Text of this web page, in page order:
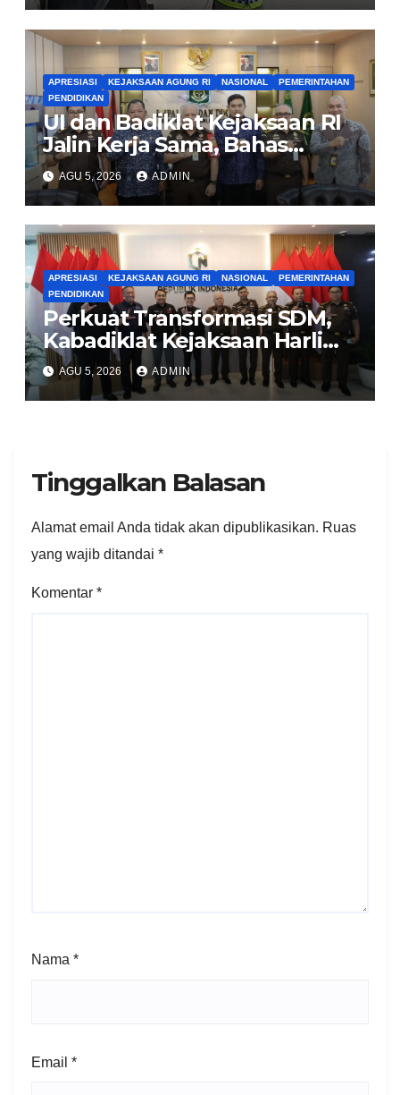
APRESIASI KEJAKSAAN AGUNG RI NASIONAL
PEMERINTAHAN
PENDIDIKAN
UI dan Badiklat Kejaksaan RI
Jalin Kerja Sama, Bahas
Pembentukan Pusat Studi
Kajian Kejaksaan
AGU 5, 2026 ADMIN
APRESIASI KEJAKSAAN AGUNG RI NASIONAL
PEMERINTAHAN
PENDIDIKAN
Perkuat Transformasi SDM,
Kabadiklat Kejaksaan Harli
Siregar Jalin Sinergi dengan
LAN RI
AGU 5, 2026 ADMIN
Tinggalkan Balasan
Alamat email Anda tidak akan dipublikasikan. Ruas
yang wajib ditandai *
Komentar *
Nama *
Email *